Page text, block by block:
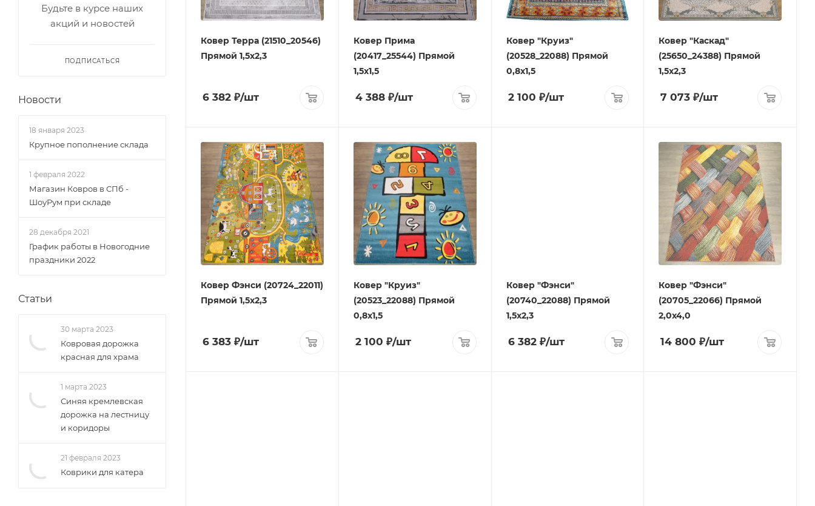
Ковер Терра (21510_20546)
Прямой 1,5х2,3
6 382 ₽/шт
Ковер Прима
(20417_25544) Прямой
1,5х1,5
4 388₽/шт
Ковер "Круиз"
(20528_22088) Прямой
0,8х1,5
2 100 ₽/шт
Ковер "Каскад"
(25650_24388) Прямой
1,5х2,3
7 073 ₽/шт
Ковер Фэнси (20724_22011)
Прямой 1,5х2,3
6 383 ₽/шт
Ковер "Круиз"
(20523_22088) Прямой
0,8х1,5
2 100 ₽/шт
Ковер "Фэнси"
(20740_22088) Прямой
1,5х2,3
6 382₽/шт
Ковер "Фэнси"
(20705_22066) Прямой
2,0х4,0
14 800 ₽/шт
Будьте в курсе наших
акций и новостей
ПОДПИСАТЬСЯ
Новости
18 января 2023
Крупное пополнение склада
1 февраля 2022
Магазин Ковров в СПб -
ШоуРум при складе
28 декабря 2021
График работы в Новогодние
праздники 2022
Статьи
30 марта 2023
Ковровая дорожка
красная для храма
1 марта 2023
Синяя кремлевская
дорожка на лестницу
и коридоры
21 февраля 2023
Коврики для катера